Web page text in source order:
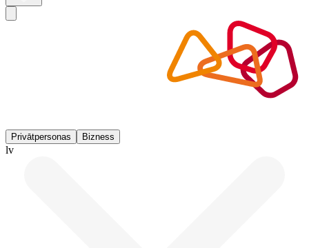
Privātpersonas Bizness
lv